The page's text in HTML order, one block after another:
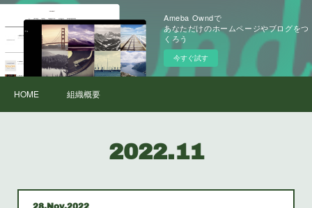
Ameba Owndで
あなただけのホームページやブログをつ
くろう
今すぐ試す
HOME 組織概要
2022.11